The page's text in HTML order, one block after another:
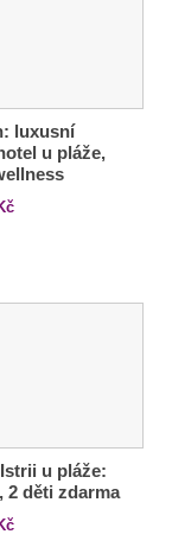
luxusní
u pláže,
u pláže:
2 děti zdarma